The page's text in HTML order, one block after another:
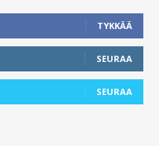
TYKKÄÄ
SEURAA
SEURAA